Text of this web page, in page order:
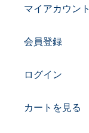
マイアカウント
会員登録
ログイン
カートを見る